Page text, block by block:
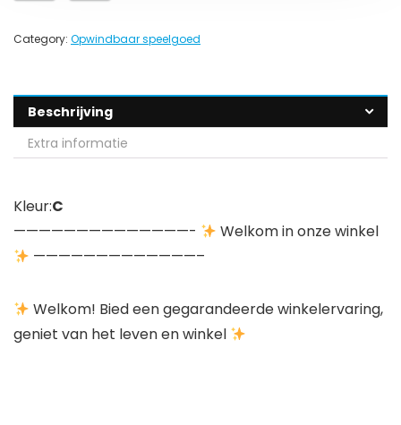
Category: Opwindbaar speelgoed
Beschrijving
Extra informatie
Kleur:C
——————————————-
Welkom in onze winkel
—————————————–
Welkom! Bied een gegarandeerde winkelervaring,
geniet van het leven en winkel